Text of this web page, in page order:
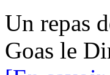
Un repas
Goas le